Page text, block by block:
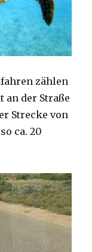
zählen
der Straße
Strecke von
ca. 20